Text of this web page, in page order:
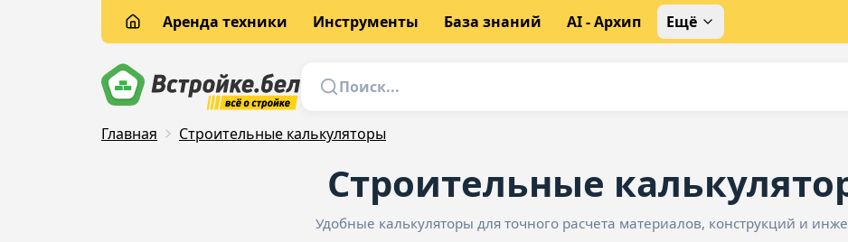
Аренда техники Инструменты База знаний AI - Архип Ещё
Главная Строительные калькуляторы
Строительные
Удобные калькуляторы для точного расчета материалов, конструкций и